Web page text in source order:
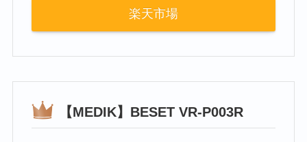
楽天市場
【MEDIK】BESET VR-P003R